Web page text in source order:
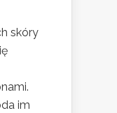
skóry
im